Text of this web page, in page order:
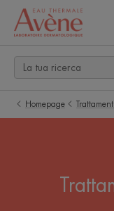
Homepage